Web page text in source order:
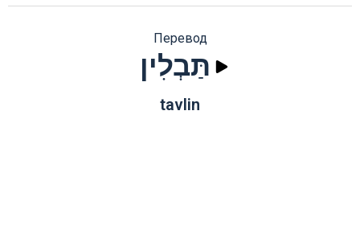
Перевод
תַּבְלִין
tavlin